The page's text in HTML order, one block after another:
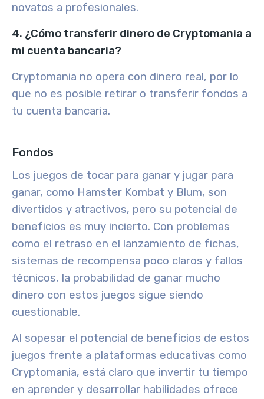
novatos a profesionales.
4. ¿Cómo transferir dinero de Cryptomania a
mi cuenta bancaria?
Cryptomania no opera con dinero real, por lo
que no es posible retirar o transferir fondos a
tu cuenta bancaria.
Fondos
Los juegos de tocar para ganar y jugar para
ganar, como Hamster Kombat y Blum, son
divertidos y atractivos, pero su potencial de
beneficios es muy incierto. Con problemas
como el retraso en el lanzamiento de fichas,
sistemas de recompensa poco claros y fallos
técnicos, la probabilidad de ganar mucho
dinero con estos juegos sigue siendo
cuestionable.
Al sopesar el potencial de beneficios de estos
juegos frente a plataformas educativas como
Cryptomania, está claro que invertir tu tiempo
en aprender y desarrollar habilidades ofrece